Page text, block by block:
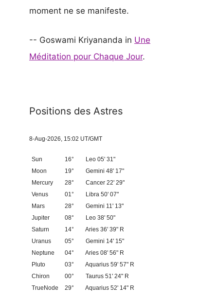
moment ne se manifeste.
-- Goswami Kriyananda in Une
Méditation pour Chaque Jour.
Positions des Astres
8-Aug-2026, 15:02 UT/GMT
Sun 16°
Leo 05' 31"
Moon
19°
Gemini 48' 17"
Mercury
28°
Cancer 22' 29"
Venus
01°
Libra 50' 07"
Mars
28°
Gemini 11' 13"
Jupiter
08°
Leo 38' 50"
Saturn
14°
Aries 36' 39" R
Uranus
05°
Gemini 14' 15"
Neptune
04°
Aries 08' 56" R
Pluto
03°
Aquarius 59' 57" R
Chiron
00°
Taurus 51' 24" R
TrueNode
29° Aquarius 52' 14" R